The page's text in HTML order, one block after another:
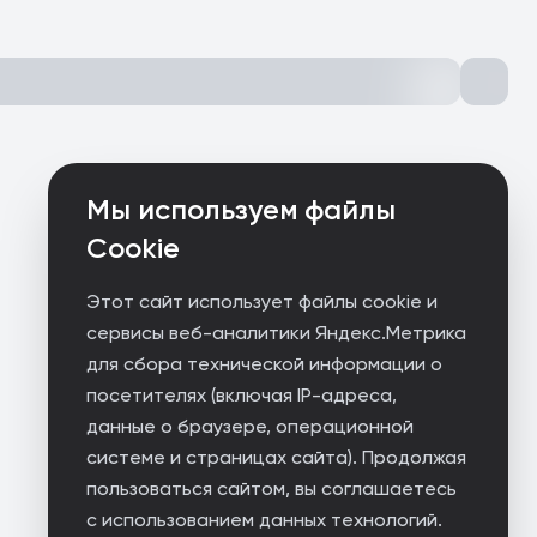
Мы используем файлы
Cookie
Этот сайт использует файлы cookie и
сервисы веб-аналитики Яндекс.Метрика
для сбора технической информации о
посетителях (включая IP-адреса,
данные о браузере, операционной
системе и страницах сайта). Продолжая
пользоваться сайтом, вы соглашаетесь
с использованием данных технологий.